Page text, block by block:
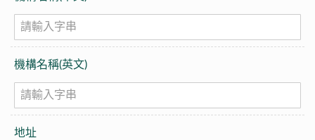
機構名稱(英文)
地址